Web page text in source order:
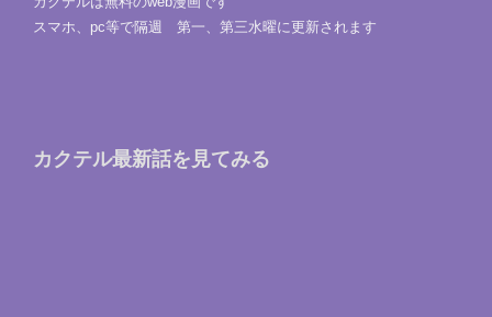
スマホ、pc等で隔週 第一、第三水曜に更新されます
カクテル最新話を見てみる